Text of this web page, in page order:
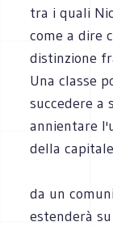
tra i quali
come a dire
distinzione
Una classe
succedere a
annientare
della
da un
estenderà